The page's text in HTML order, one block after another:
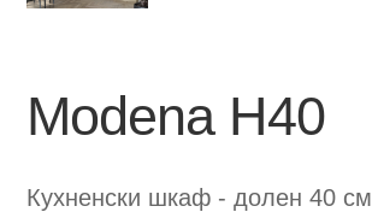
Modena H40
Кухненски шкаф - долен 40 см